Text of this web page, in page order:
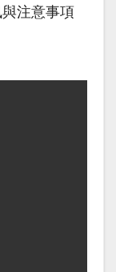
注意事項